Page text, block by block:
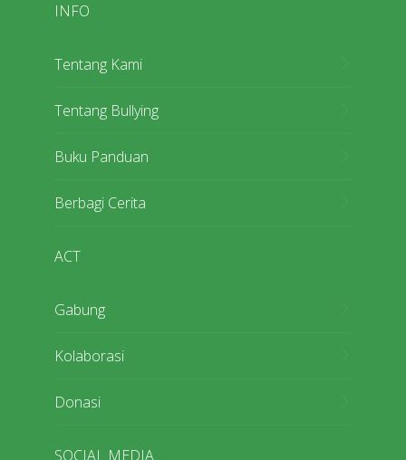
INFO
Tentang Kami
Tentang Bullying
Buku Panduan
Berbagi Cerita
ACT
Gabung
Kolaborasi
Donasi
SOCIAL MEDIA